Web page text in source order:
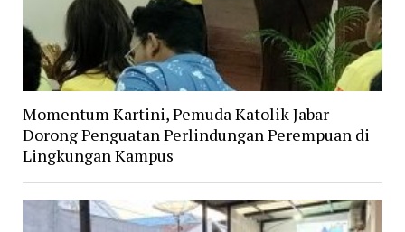
Momentum Kartini, Pemuda Katolik Jabar
Dorong Penguatan Perlindungan Perempuan di
Lingkungan Kampus